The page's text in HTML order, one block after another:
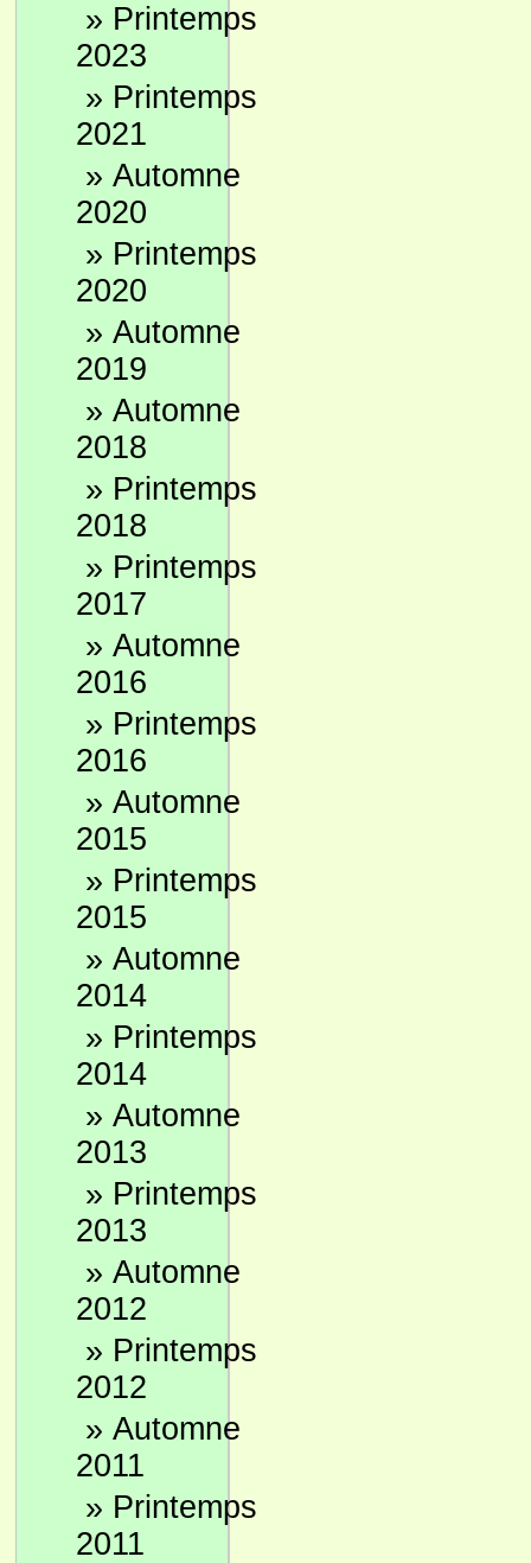
» Printemps
2023
» Printemps
2021
» Automne
2020
» Printemps
2020
» Automne
2019
» Automne
2018
» Printemps
2018
» Printemps
2017
» Automne
2016
» Printemps
2016
» Automne
2015
» Printemps
2015
» Automne
2014
» Printemps
2014
» Automne
2013
» Printemps
2013
» Automne
2012
» Printemps
2012
» Automne
2011
» Printemps
2011